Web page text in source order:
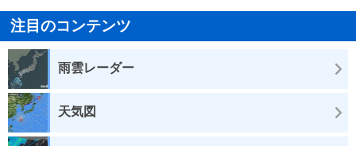
注目のコンテンツ
雨雲レーダー
天気図